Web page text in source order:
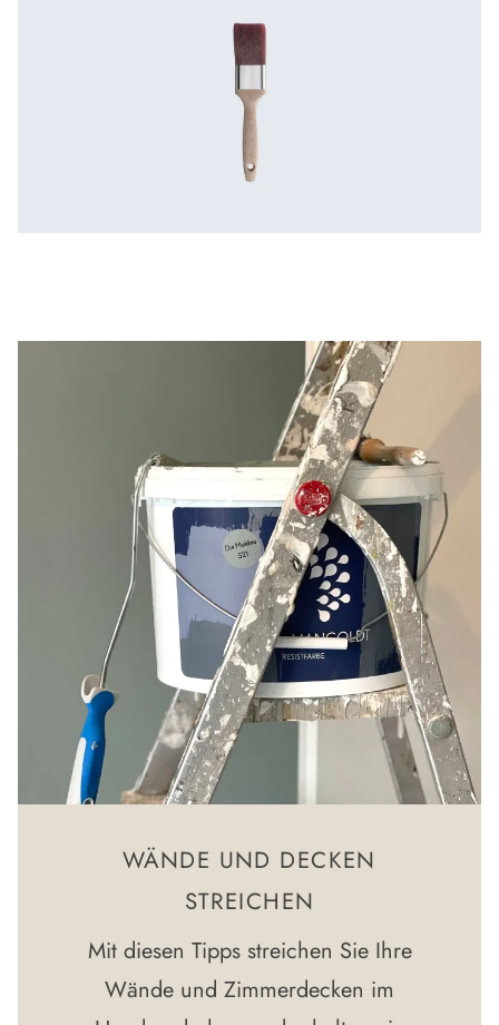
WÄNDE UND DECKEN
STREICHEN
Mit diesen Tipps streichen Sie Ihre
Wände und Zimmerdecken im